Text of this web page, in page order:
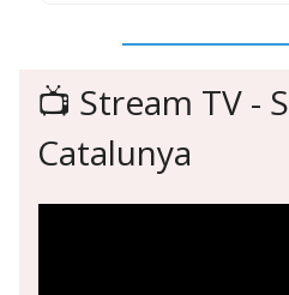
📺️ Stream TV -
Catalunya